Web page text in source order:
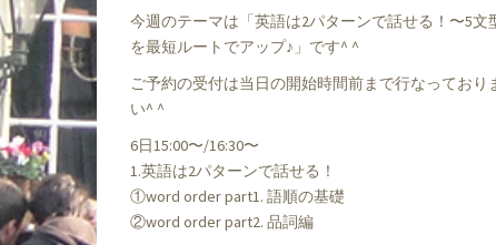
今週のテーマは「英語は2パターンで話せる！〜5
を最短ルートでアップ♪」です^ ^
ご予約の受付は当日の開始時間前まで行なってお
い^ ^
6日15:00〜/16:30〜
1.英語は2パターンで話せる！
①word order part1. 語順の基礎
②word order part2. 品詞編